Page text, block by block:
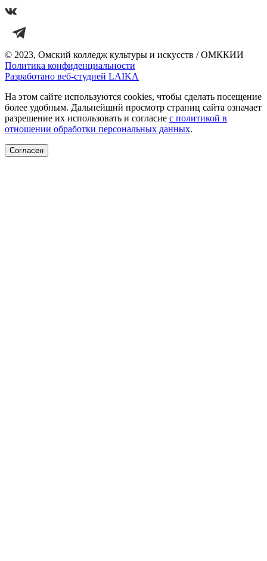
© 2023, Омский колледж культуры и искусств / ОМККИИ
Политика конфиденциальности
Разработано веб-студией LAIKA
На этом сайте используются cookies, чтобы сделать посещение
более удобным. Дальнейший просмотр страниц сайта означает
разрешение их использовать и согласие с политикой в
отношении обработки персональных данных.
Согласен